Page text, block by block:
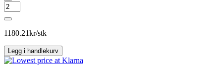
MAXTREK
TREK
M7
antall
1180.21kr/stk
Legg i handlekurv